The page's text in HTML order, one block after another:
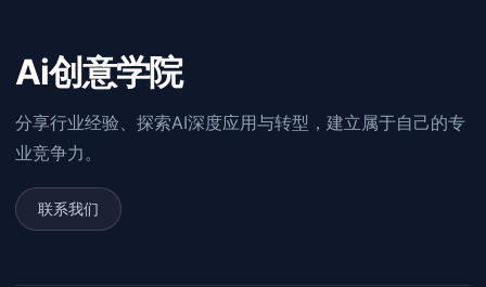
Ai创意学院
分享行业经验、探索AI深度应用与转型，建立属于自己的专
业竞争力。
联系我们